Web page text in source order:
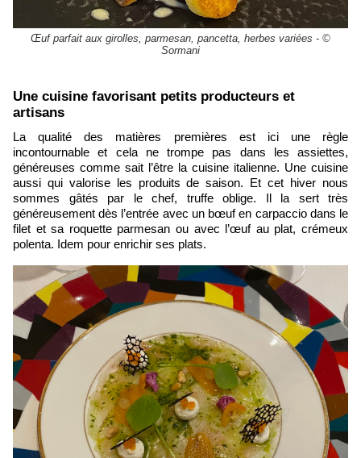
Œuf parfait aux girolles, parmesan, pancetta, herbes variées - ©
Sormani
Une cuisine favorisant petits producteurs et
artisans
La qualité des matières premières est ici une règle
incontournable et cela ne trompe pas dans les assiettes,
généreuses comme sait l’être la cuisine italienne. Une cuisine
aussi qui valorise les produits de saison. Et cet hiver nous
sommes gâtés par le chef, truffe oblige. Il la sert très
généreusement dès l’entrée avec un bœuf en carpaccio dans le
filet et sa roquette parmesan ou avec l’œuf au plat, crémeux
polenta. Idem pour enrichir ses plats.